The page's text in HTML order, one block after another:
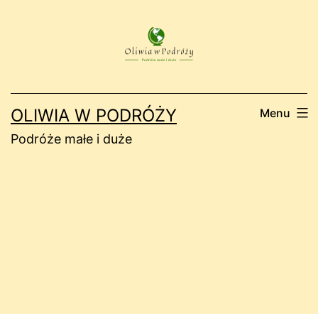
OLIWIA W PODRÓŻY
Podróże małe i duże
Menu